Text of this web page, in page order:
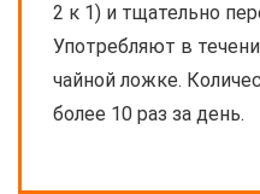
2 к 1) и тщательно
Употребляют в
чайной ложке.
более 10 раз за день.